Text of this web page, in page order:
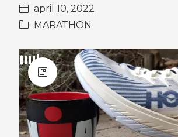
april 10, 2022
MARATHON